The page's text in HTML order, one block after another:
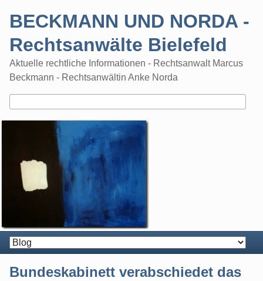
BECKMANN UND NORDA -
Rechtsanwälte Bielefeld
Aktuelle rechtliche Informationen - Rechtsanwalt Marcus
Beckmann - Rechtsanwältin Anke Norda
Bundeskabinett verabschiedet das